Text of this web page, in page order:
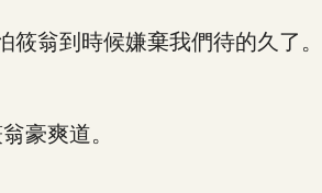
翁到時候嫌棄我們待的久了
豪爽道。